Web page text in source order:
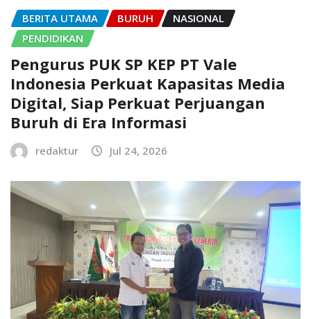
BERITA UTAMA BURUH
NASIONAL
PENDIDIKAN
Pengurus PUK SP KEP PT Vale
Indonesia Perkuat Kapasitas Media
Digital, Siap Perkuat Perjuangan
Buruh di Era Informasi
redaktur Jul 24, 2026